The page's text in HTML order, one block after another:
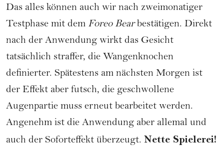
Das alles können auch wir nach zweimonatiger
Testphase mit dem Foreo Bearbestätigen. Direkt
nach der Anwendung wirkt das Gesicht
tatsächlich straffer, die Wangenknochen
definierter. Spätestens am nächsten Morgen ist
der Effekt aber futsch, die geschwollene
Augenpartie muss erneut bearbeitet werden.
Angenehm ist die Anwendung aber allemal und
auch der Soforteffekt überzeugt. Nette Spielerei!